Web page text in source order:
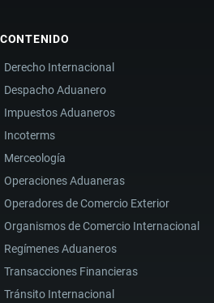
CONTENIDO
Derecho Internacional
Despacho Aduanero
Impuestos Aduaneros
Incoterms
Merceología
Operaciones Aduaneras
Operadores de Comercio Exterior
Organismos de Comercio Internacional
Regímenes Aduaneros
Transacciones Financieras
Tránsito Internacional